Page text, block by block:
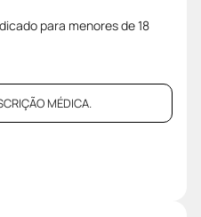
para menores de 18
MÉDICA.